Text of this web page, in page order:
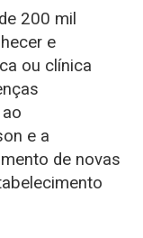
200 mil
e
ou clínica
e a
de novas